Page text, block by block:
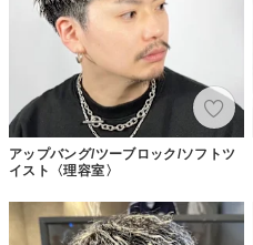
アップバング/ツーブロック/ソフトツ
イスト〈理容室〉